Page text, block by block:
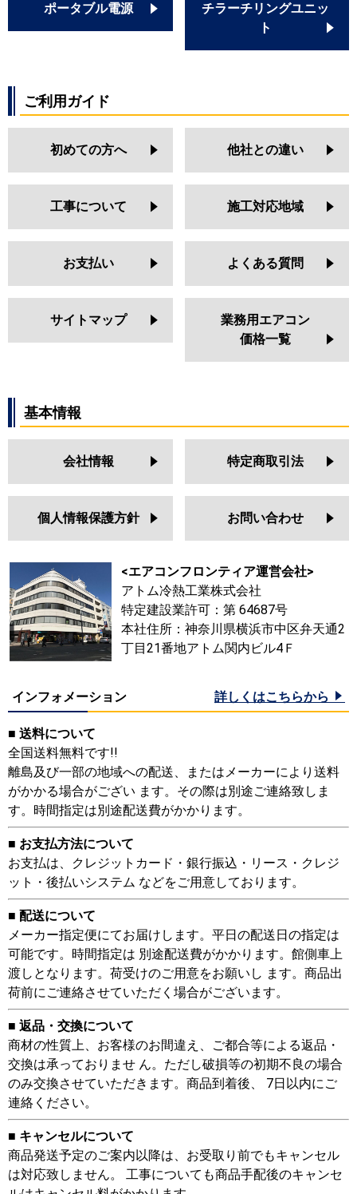
ポータブル電源
チラーチリングユニッ
ト
ご利用ガイド
初めての方へ 他社との違い
工事について 施工対応地域
お支払い よくある質問
サイトマップ
業務用エアコン
価格一覧
基本情報
会社情報 特定商取引法
個人情報保護方針 お問い合わせ
<エアコンフロンティア運営会社>
アトム冷熱工業株式会社
特定建設業許可：第 64687号
本社住所：神奈川県横浜市中区弁天通2
丁目21番地アトム関内ビル4Ｆ
インフォメーション 詳しくはこちらから
■ 送料について
全国送料無料です!!
離島及び一部の地域への配送、またはメーカーにより送料
がかかる場合がござい ます。その際は別途ご連絡致しま
す。時間指定は別途配送費がかかります。
■ お支払方法について
お支払は、クレジットカード・銀行振込・リース・クレジ
ット・後払いシステム などをご用意しております。
■ 配送について
メーカー指定便にてお届けします。平日の配送日の指定は
可能です。時間指定は 別途配送費がかかります。館側車上
渡しとなります。荷受けのご用意をお願いし ます。商品出
荷前にご連絡させていただく場合がございます。
■ 返品・交換について
商材の性質上、お客様のお間違え、ご都合等による返品・
交換は承っておりませ ん。ただし破損等の初期不良の場合
のみ交換させていただきます。商品到着後、 7日以内にご
連絡ください。
■ キャンセルについて
商品発送予定のご案内以降は、お受取り前でもキャンセル
は対応致しません。 工事についても商品手配後のキャンセ